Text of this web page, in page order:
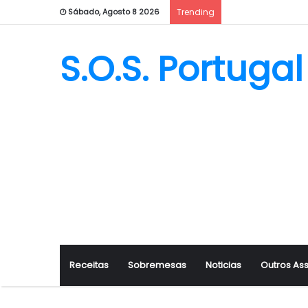
Sábado, Agosto 8 2026 Trending
S.O.S. Portugal
Receitas Sobremesas Noticias Outros